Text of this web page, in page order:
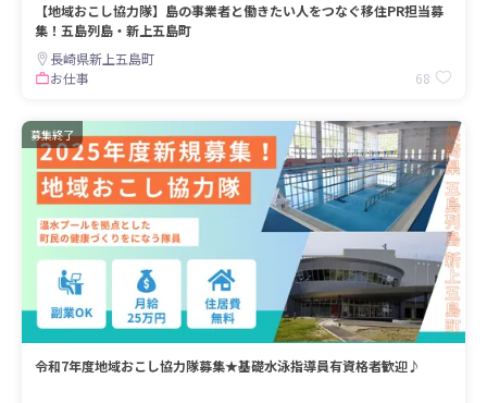
【地域おこし協力隊】島の事業者と働きたい人をつなぐ移住PR担当募
集！五島列島・新上五島町
長崎県新上五島町
お仕事
68
募集終了
令和7年度地域おこし協力隊募集★基礎水泳指導員有資格者歓迎♪